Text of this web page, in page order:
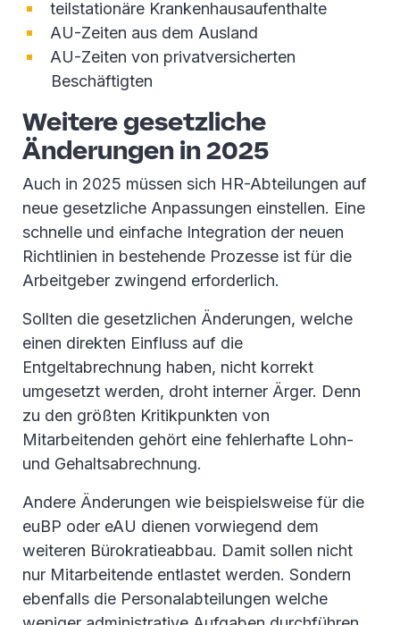
teilstationäre Krankenhausaufenthalte
AU-Zeiten aus dem Ausland
AU-Zeiten von privatversicherten
Beschäftigten
Weitere gesetzliche
Änderungen in 2025
Auch in 2025 müssen sich HR-Abteilungen auf
neue gesetzliche Anpassungen einstellen. Eine
schnelle und einfache Integration der neuen
Richtlinien in bestehende Prozesse ist für die
Arbeitgeber zwingend erforderlich.
Sollten die gesetzlichen Änderungen, welche
einen direkten Einfluss auf die
Entgeltabrechnung haben, nicht korrekt
umgesetzt werden, droht interner Ärger. Denn
zu den größten Kritikpunkten von
Mitarbeitenden gehört eine fehlerhafte Lohn-
und Gehaltsabrechnung.
Andere Änderungen wie beispielsweise für die
euBP oder eAU dienen vorwiegend dem
weiteren Bürokratieabbau. Damit sollen nicht
nur Mitarbeitende entlastet werden. Sondern
ebenfalls die Personalabteilungen welche